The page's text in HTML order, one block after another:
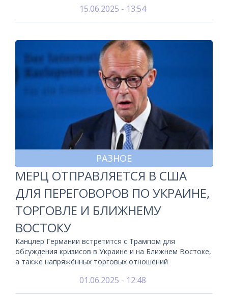
15.06.2025 - 13:54
РАЗНОЕ
МЕРЦ ОТПРАВЛЯЕТСЯ В США
ДЛЯ ПЕРЕГОВОРОВ ПО УКРАИНЕ,
ТОРГОВЛЕ И БЛИЖНЕМУ
ВОСТОКУ
Канцлер Германии встретится с Трампом для
обсуждения кризисов в Украине и на Ближнем Востоке,
а также напряжённых торговых отношений
01.06.2025 - 12:48